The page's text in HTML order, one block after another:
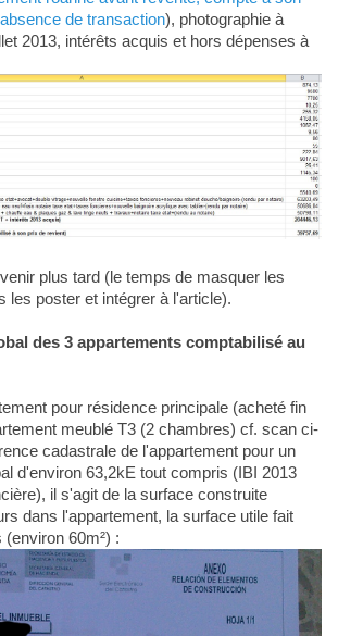
de transaction), photographie à
2013, intérêts acquis et hors dépenses à
plus tard (le temps de masquer les
les poster et intégrer à l'article).
des 3 appartements comptabilisé au
pour résidence principale (acheté fin
meublé T3 (2 chambres) cf. scan ci-
cadastrale de l'appartement pour un
d'environ 63,2kE tout compris (IBI 2013
il s'agit de la surface construite
dans l'appartement, la surface utile fait
60m²) :